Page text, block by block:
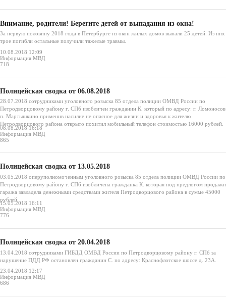
Внимание, родители! Берегите детей от выпадания из окна!
За первую половину 2018 года в Петербурге из окон жилых домов выпали 25 детей. Из них
трое погибли остальные получили тяжелые травмы.
10.08.2018 12:09
Информация МВД
718
Полицейская сводка от 06.08.2018
28.07.2018 сотрудниками уголовного розыска 85 отдела полиции ОМВД России по
Петродворцовому району г. СПб изобличен гражданин К. который по адресу: г. Ломоносов
п. Мартышкино применив насилие не опасное для жизни и здоровья к жителю
Петродворцового района открыто похитил мобильный телефон стоимостью 16000 рублей.
08.08.2018 16:18
Информация МВД
865
Полицейская сводка от 13.05.2018
03.05.2018 оперуполномоченным уголовного розыска 85 отдела полиции ОМВД России по
Петродворцовому району г. СПб изобличена гражданка К. которая под предлогом продажи
гаража завладела денежными средствами жителя Петродворцового района в сумме 45000
рублей.
15.05.2018 16:11
Информация МВД
776
Полицейская сводка от 20.04.2018
13.04.2018 сотрудниками ГИБДД ОМВД России по Петродворцовому району г. СПб за
нарушение ПДД РФ остановлен гражданин С. по адресу: Краснофлотское шоссе д. 23А.
23.04.2018 12:17
Информация МВД
686